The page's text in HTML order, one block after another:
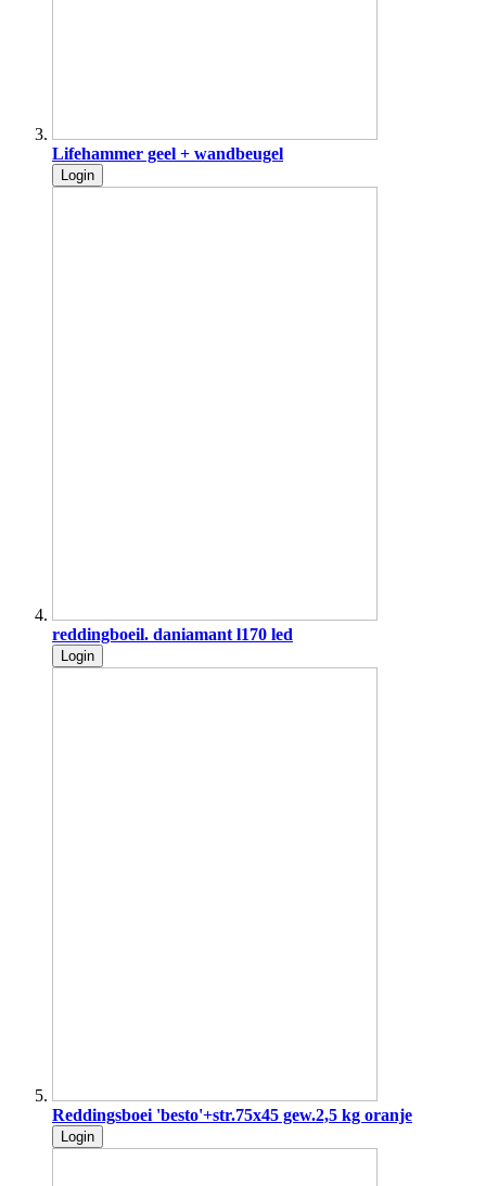
Lifehammer geel + wandbeugel
Login
reddingboeil. daniamant l170 led
Login
Reddingsboei 'besto'+str.75x45 gew.2,5 kg oranje
Login